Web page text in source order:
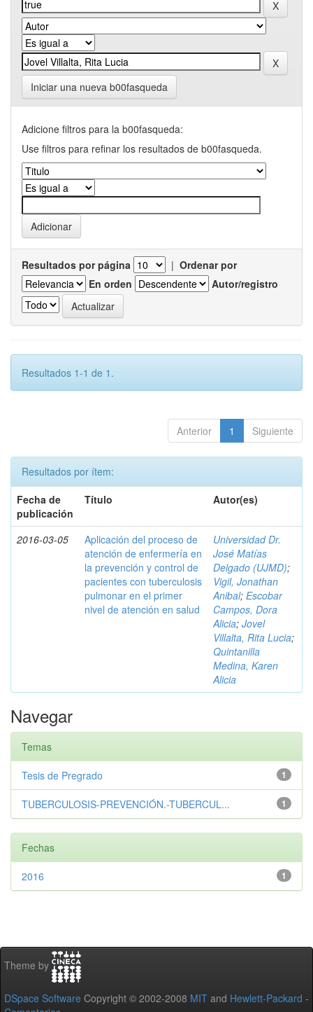
Iniciar una nueva b00fasqueda
Adicione filtros para la b00fasqueda:
Use filtros para refinar los resultados de b00fasqueda.
Resultados por página | Ordenar por
En orden
Autor/registro
Resultados 1-1 de 1.
Anterior 1 Siguiente
Resultados por ítem:
Fecha de
publicación
Título Autor(es)
2016-03-05
Aplicación del proceso de
atención de enfermería en
la prevención y control de
pacientes con tuberculosis
pulmonar en el primer
nivel de atención en salud
Universidad Dr.
José Matías
Delgado (UJMD);
Vigil, Jonathan
Anibal; Escobar
Campos, Dora
Alicia; Jovel
Villalta, Rita Lucia;
Quintanilla
Medina, Karen
Alicia
Navegar
Temas
1
Tesis de Pregrado
1
TUBERCULOSIS-PREVENCIÓN.-TUBERCUL...
Fechas
1
2016
Theme by
DSpace Software Copyright © 2002-2008 MIT and Hewlett-Packard -